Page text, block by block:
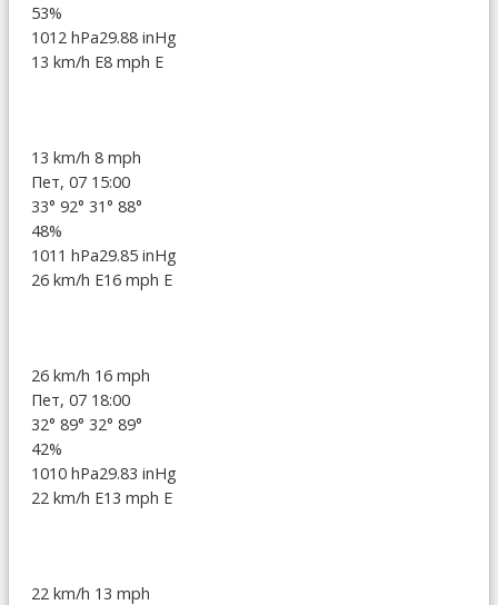
53%
1012 hPa29.88 inHg
13 km/h E8 mph E
13 km/h 8 mph
Пет, 07 15:00
33° 92° 31° 88°
48%
1011 hPa29.85 inHg
26 km/h E16 mph E
26 km/h 16 mph
Пет, 07 18:00
32° 89° 32° 89°
42%
1010 hPa29.83 inHg
22 km/h E13 mph E
22 km/h 13 mph